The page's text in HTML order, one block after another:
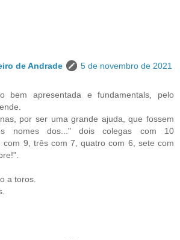
de Andrade
5 de novembro de 2021
bem apresentada e fundamentals, pelo
por ser uma grande ajuda, que fossem
nomes dos..." dois colegas com 10
com 9, três com 7, quatro com 6, sete com
a toros.